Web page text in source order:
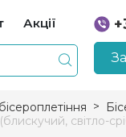
Акції
світло-